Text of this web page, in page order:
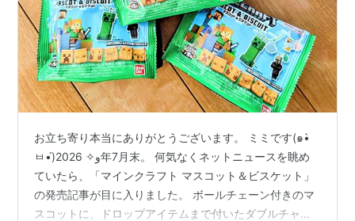
お立ち寄り本当にありがとうございます。 ミミです(๑•̀
ㅂ•́)و✧ 2026年7月末。 何気なくネットニュースを眺め
ていたら、「マインクラフト マスコット＆ビスケット」
の発売記事が目に入りました。 ボールチェーン付きのマ
スコットに、ドロップアイテムまで付いたダブルチャー